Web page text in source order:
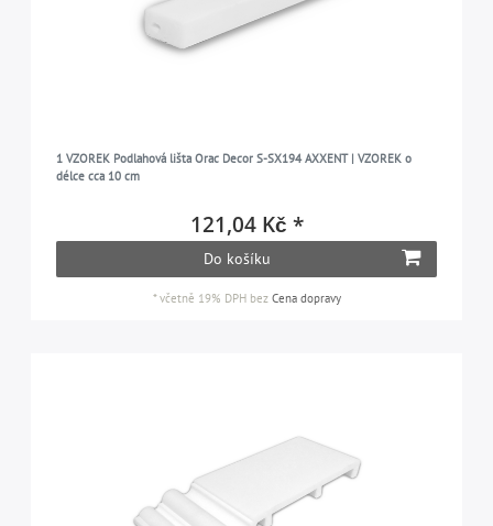
1 VZOREK Podlahová lišta Orac Decor S-SX194 AXXENT | VZOREK o
délce cca 10 cm
121,04 Kč *
Do košíku
*včetně 19% DPHbez Cena dopravy